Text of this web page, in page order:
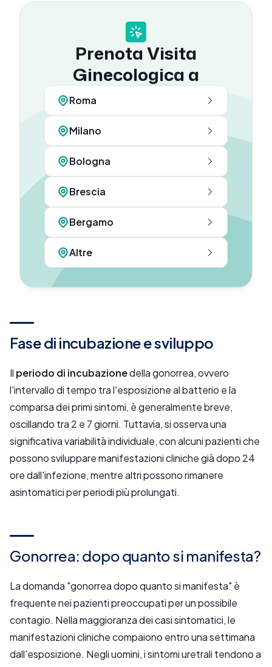
Prenota Visita
Ginecologica a
Roma
Milano
Bologna
Brescia
Bergamo
Altre
Fase di incubazione e sviluppo
Il periodo di incubazionedella gonorrea, ovvero
l'intervallo di tempo tra l'esposizione al batterio e la
comparsa dei primi sintomi, è generalmente breve,
oscillando tra 2 e 7 giorni. Tuttavia, si osserva una
significativa variabilità individuale, con alcuni pazienti che
possono sviluppare manifestazioni cliniche già dopo 24
ore dall'infezione, mentre altri possono rimanere
asintomatici per periodi più prolungati.
Gonorrea: dopo quanto si manifesta?
La domanda "gonorrea dopo quanto si manifesta" è
frequente nei pazienti preoccupati per un possibile
contagio. Nella maggioranza dei casi sintomatici, le
manifestazioni cliniche compaiono entro una settimana
dall'esposizione. Negli uomini, i sintomi uretrali tendono a